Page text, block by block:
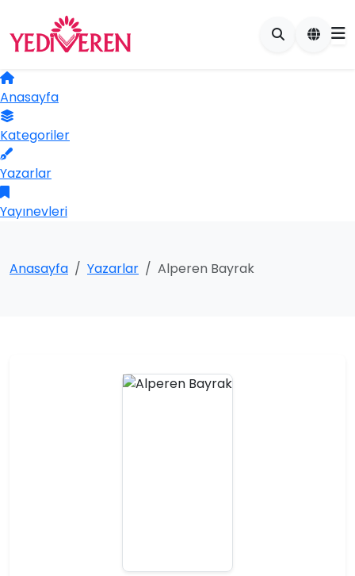
Anasayfa
Kategoriler
Yazarlar
Yayınevleri
Anasayfa Yazarlar Alperen Bayrak